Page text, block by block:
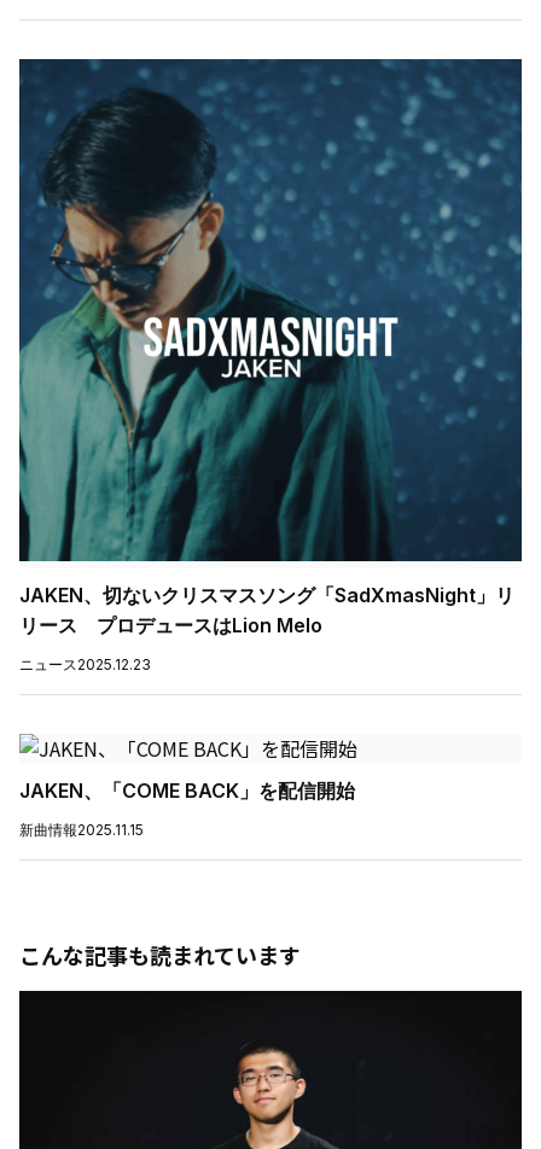
JAKEN、切ないクリスマスソング「SadXmasNight」リ
リース プロデュースはLion Melo
ニュース 2025.12.23
JAKEN、「COME BACK」を配信開始
新曲情報2025.11.15
こんな記事も読まれています